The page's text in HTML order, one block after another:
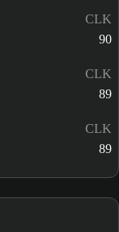
CLK
90
CLK
89
CLK
89